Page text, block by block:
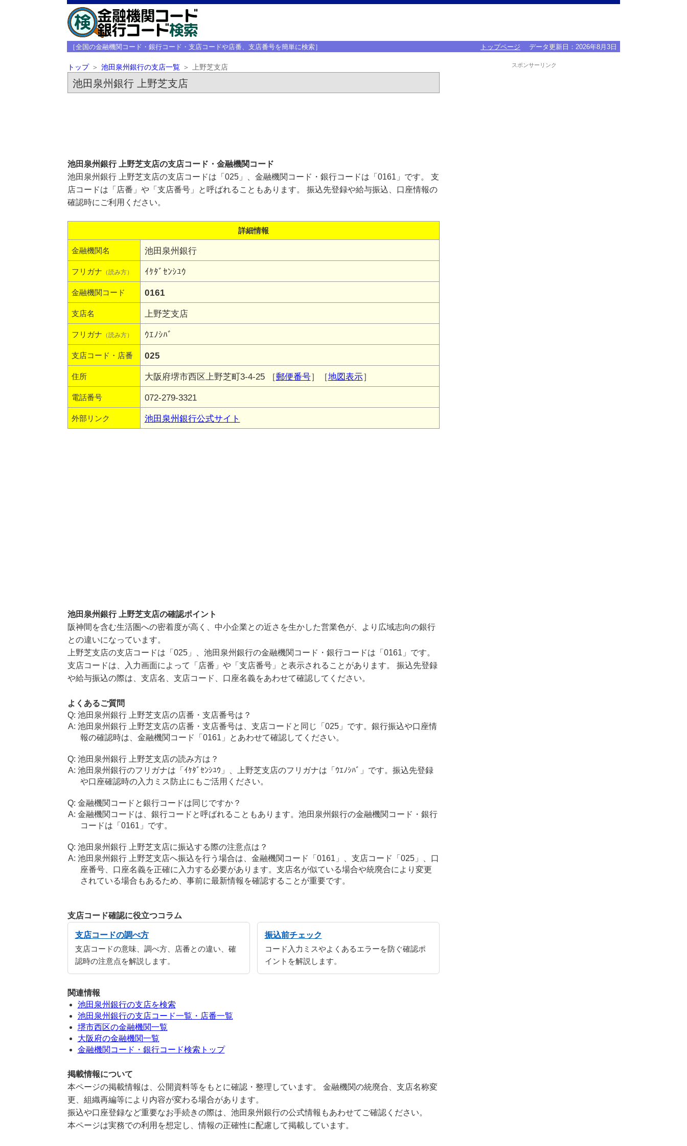
［全国の金融機関コード・銀行コード・支店コードや店番、支店番号を簡単に検索］ トップページ データ更新日： 2026年8月3日
トップ 池田泉州銀行の支店一覧 上野芝支店
池田泉州銀行 上野芝支店
池田泉州銀行 上野芝支店の支店コード・金融機関コード
池田泉州銀行 上野芝支店の支店コードは「025」、金融機関コード・銀行コードは「0161」です。 支
店コードは「店番」や「支店番号」と呼ばれることもあります。 振込先登録や給与振込、口座情報の
確認時にご利用ください。
詳細情報
金融機関名 池田泉州銀行
フリガナ （読み方） ｲｹﾀﾞｾﾝｼﾕｳ
金融機関コード 0161
支店名 上野芝支店
フリガナ （読み方） ｳｴﾉｼﾊﾞ
支店コード・店番 025
住所 大阪府堺市西区上野芝町3-4-25 ［郵便番号］［地図表示］
電話番号 072-279-3321
外部リンク 池田泉州銀行公式サイト
池田泉州銀行 上野芝支店の確認ポイント
阪神間を含む生活圏への密着度が高く、中小企業との近さを生かした営業色が、より広域志向の銀行
との違いになっています。
上野芝支店の支店コードは「025」、池田泉州銀行の金融機関コード・銀行コードは「0161」です。
支店コードは、入力画面によって「店番」や「支店番号」と表示されることがあります。 振込先登録
や給与振込の際は、支店名、支店コード、口座名義をあわせて確認してください。
よくあるご質問
池田泉州銀行 上野芝支店の店番・支店番号は？
池田泉州銀行 上野芝支店の店番・支店番号は、支店コードと同じ「025」です。銀行振込や口座情
報の確認時は、金融機関コード「0161」とあわせて確認してください。
池田泉州銀行 上野芝支店の読み方は？
池田泉州銀行のフリガナは「ｲｹﾀﾞｾﾝｼﾕｳ」、上野芝支店のフリガナは「ｳｴﾉｼﾊﾞ」です。振込先登録
や口座確認時の入力ミス防止にもご活用ください。
金融機関コードと銀行コードは同じですか？
金融機関コードは、銀行コードと呼ばれることもあります。池田泉州銀行の金融機関コード・銀行
コードは「0161」です。
池田泉州銀行 上野芝支店に振込する際の注意点は？
池田泉州銀行 上野芝支店へ振込を行う場合は、金融機関コード「0161」、支店コード「025」、口
座番号、口座名義を正確に入力する必要があります。支店名が似ている場合や統廃合により変更
されている場合もあるため、事前に最新情報を確認することが重要です。
支店コード確認に役立つコラム
支店コードの調べ方
支店コードの意味、調べ方、店番との違い、確
認時の注意点を解説します。
振込前チェック
コード入力ミスやよくあるエラーを防ぐ確認ポ
イントを解説します。
関連情報
池田泉州銀行の支店を検索
池田泉州銀行の支店コード一覧・店番一覧
堺市西区の金融機関一覧
大阪府の金融機関一覧
金融機関コード・銀行コード検索トップ
掲載情報について
本ページの掲載情報は、公開資料等をもとに確認・整理しています。 金融機関の統廃合、支店名称変
更、組織再編等により内容が変わる場合があります。
振込や口座登録など重要なお手続きの際は、池田泉州銀行の公式情報もあわせてご確認ください。
本ページは実務での利用を想定し、情報の正確性に配慮して掲載しています。
スポンサーリンク